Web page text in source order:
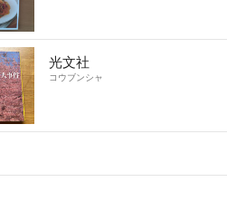
光文社
コウブンシャ